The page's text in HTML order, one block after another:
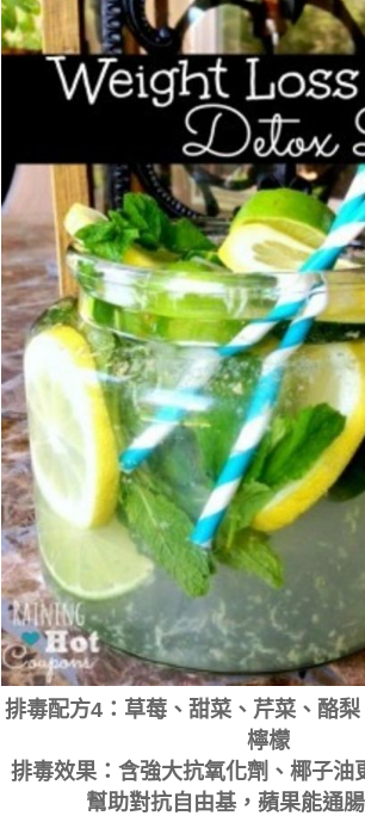
排毒配方4：草莓、甜菜、芹菜、酪梨
檸檬
排毒效果：含強大抗氧化劑、椰子油
幫助對抗自由基，蘋果能通